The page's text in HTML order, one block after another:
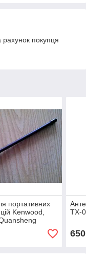
покупця
портативних
Kenwood,
TX-
650